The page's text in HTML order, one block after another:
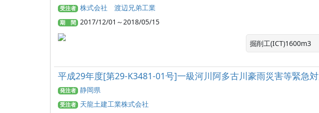
受注者 株式会社 渡辺兄弟工業
期 間 2017/12/01～2018/05/15
掘削工(ICT)1600m3
平成29年度[第29-K3481-01号]一級河川阿多古川豪雨災害等緊急
発注者 静岡県
受注者 天龍土建工業株式会社